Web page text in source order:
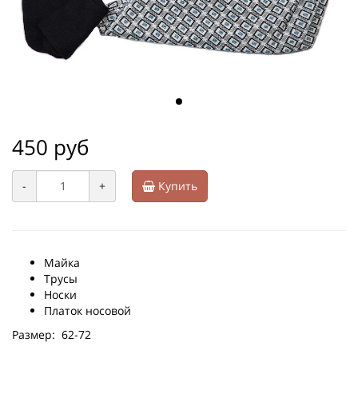
450 руб
- + Купить
Майка
Трусы
Носки
Платок носовой
Размер: 62-72